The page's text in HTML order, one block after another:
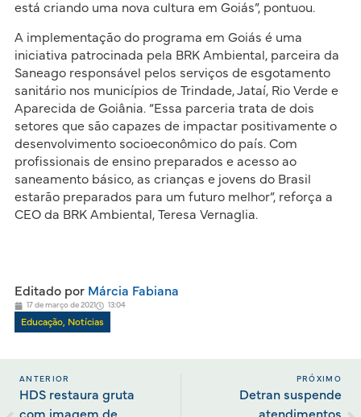
está criando uma nova cultura em Goiás”, pontuou.
A implementação do programa em Goiás é uma
iniciativa patrocinada pela BRK Ambiental, parceira da
Saneago responsável pelos serviços de esgotamento
sanitário nos municípios de Trindade, Jataí, Rio Verde e
Aparecida de Goiânia. “Essa parceria trata de dois
setores que são capazes de impactar positivamente o
desenvolvimento socioeconômico do país. Com
profissionais de ensino preparados e acesso ao
saneamento básico, as crianças e jovens do Brasil
estarão preparados para um futuro melhor”, reforça a
CEO da BRK Ambiental, Teresa Vernaglia.
Editado porMárcia Fabiana
17 de março de 2021 13:04
Educação, Notícias
ANTERIOR
HDS restaura gruta
PRÓXIMO
Detran suspende